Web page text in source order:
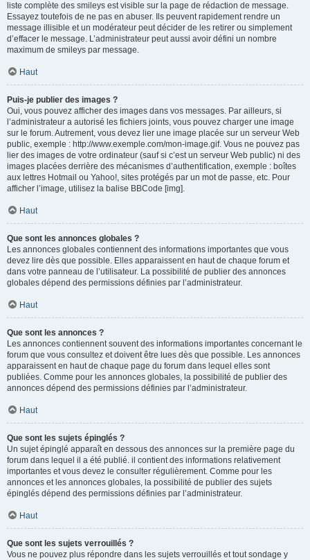
liste complète des smileys est visible sur la page de rédaction de message.
Essayez toutefois de ne pas en abuser. Ils peuvent rapidement rendre un
message illisible et un modérateur peut décider de les retirer ou simplement
d’effacer le message. L’administrateur peut aussi avoir défini un nombre
maximum de smileys par message.
Haut
Puis-je publier des images ?
Oui, vous pouvez afficher des images dans vos messages. Par ailleurs, si
l’administrateur a autorisé les fichiers joints, vous pouvez charger une image
sur le forum. Autrement, vous devez lier une image placée sur un serveur Web
public, exemple : http://www.exemple.com/mon-image.gif. Vous ne pouvez pas
lier des images de votre ordinateur (sauf si c’est un serveur Web public) ni des
images placées derrière des mécanismes d’authentification, exemple : boîtes
aux lettres Hotmail ou Yahoo!, sites protégés par un mot de passe, etc. Pour
afficher l’image, utilisez la balise BBCode [img].
Haut
Que sont les annonces globales ?
Les annonces globales contiennent des informations importantes que vous
devez lire dès que possible. Elles apparaissent en haut de chaque forum et
dans votre panneau de l’utilisateur. La possibilité de publier des annonces
globales dépend des permissions définies par l’administrateur.
Haut
Que sont les annonces ?
Les annonces contiennent souvent des informations importantes concernant le
forum que vous consultez et doivent être lues dès que possible. Les annonces
apparaissent en haut de chaque page du forum dans lequel elles sont
publiées. Comme pour les annonces globales, la possibilité de publier des
annonces dépend des permissions définies par l’administrateur.
Haut
Que sont les sujets épinglés ?
Un sujet épinglé apparaît en dessous des annonces sur la première page du
forum dans lequel il a été publié. il contient des informations relativement
importantes et vous devez le consulter régulièrement. Comme pour les
annonces et les annonces globales, la possibilité de publier des sujets
épinglés dépend des permissions définies par l’administrateur.
Haut
Que sont les sujets verrouillés ?
Vous ne pouvez plus répondre dans les sujets verrouillés et tout sondage y